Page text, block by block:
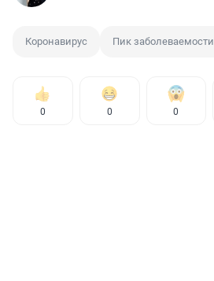
Коронавирус Пик заболеваемости
0 0 0